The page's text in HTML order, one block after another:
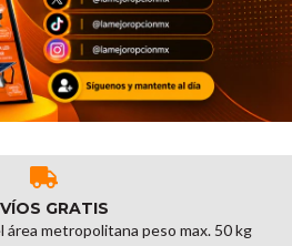
GRATIS
área metropolitana peso max. 50 kg